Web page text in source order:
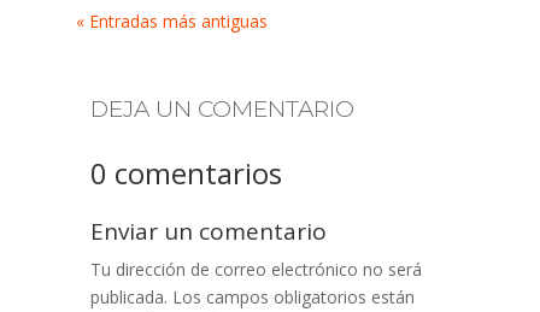
« Entradas más antiguas
DEJA UN COMENTARIO
0 comentarios
Enviar un comentario
Tu dirección de correo electrónico no será
publicada. Los campos obligatorios están